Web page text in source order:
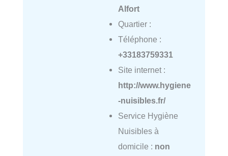
Alfort
Quartier :
Téléphone :
+33183759331
Site internet :
http://www.hygiene
-nuisibles.fr/
Service Hygiène
Nuisibles à
domicile : non